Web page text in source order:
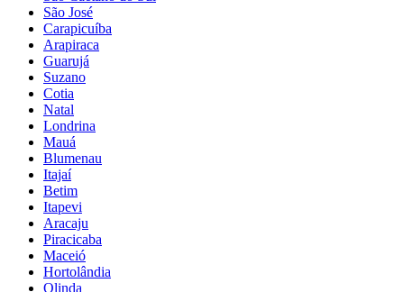
São José
Carapicuíba
Arapiraca
Guarujá
Suzano
Cotia
Natal
Londrina
Mauá
Blumenau
Itajaí
Betim
Itapevi
Aracaju
Piracicaba
Maceió
Hortolândia
Olinda